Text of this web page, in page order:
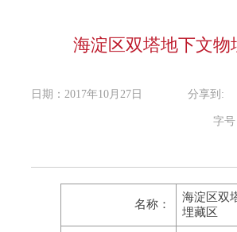
海淀区双塔地下文物
日期：2017年10月27日 分享到:
字号
名称：
海淀区双
埋藏区